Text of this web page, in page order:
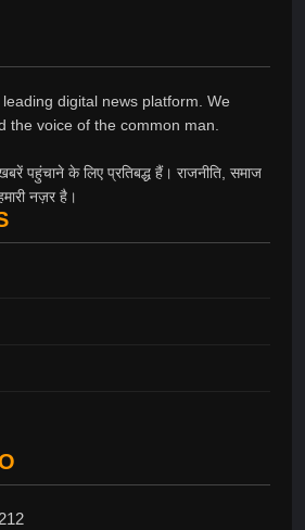
digital news platform. We
the voice of the common man.
पहुंचाने के लिए प्रतिबद्ध हैं। राजनीति, समाज
नज़र है।